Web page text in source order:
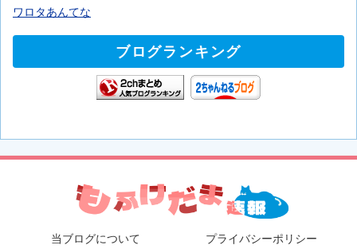
ワロタあんてな
ブログランキング
当ブログについて プライバシーポリシー